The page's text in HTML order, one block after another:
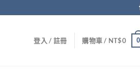
登入 / 註冊 購物車 / NT$0 0